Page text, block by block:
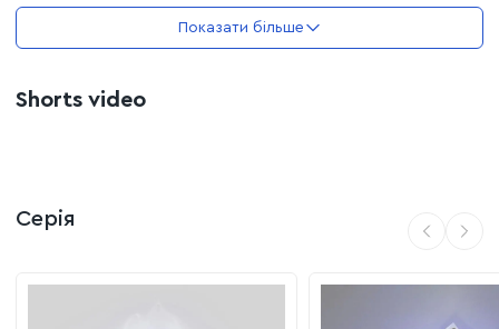
Графічний дизайн:Чорний матовий корпус чітко
візуальної динаміки.
Спальні:
налаштування м'якого теплого світла для
Кухні та кабінети:яскравий нейтральний режим для
Показати більше
Shorts video
Серія